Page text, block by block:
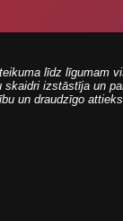
līdz līgumam
skaidri izstāstīja un
un draudzīgo